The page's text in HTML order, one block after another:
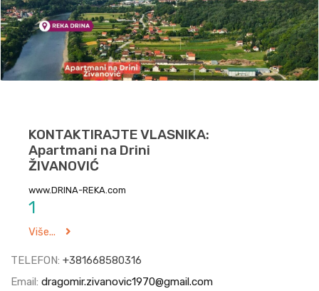
KONTAKTIRAJTE VLASNIKA:
Apartmani na Drini
ŽIVANOVIĆ
www.DRINA-REKA.com
1
Više...
TELEFON: +381668580316
Email: dragomir.zivanovic1970@gmail.com